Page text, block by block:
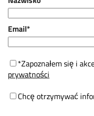
Email*
*Zapoznałem się i
prywatności
Chcę otrzymywać